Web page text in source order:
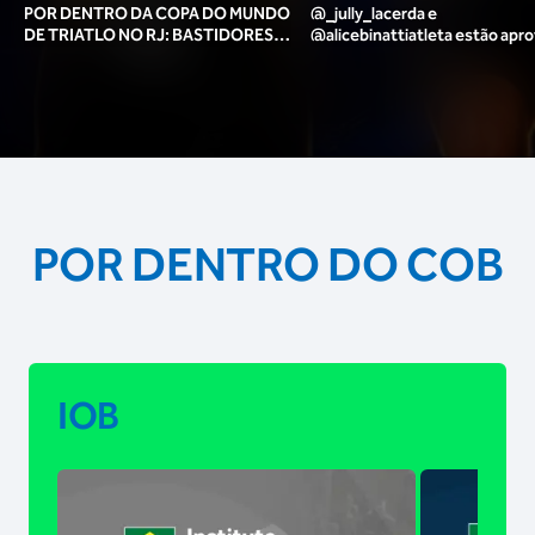
POR DENTRO DA COPA DO MUNDO
DE TRIATLO NO RJ: BASTIDORES,
@_jully_lacerda​ e
@alicebinattiatleta​ estão
POR DENTRO DO COB
IOB